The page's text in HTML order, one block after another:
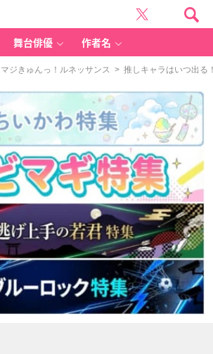
舞台俳優 作者名
マジきゅんっ！ルネッサンス > 推しキャラはいつ出る